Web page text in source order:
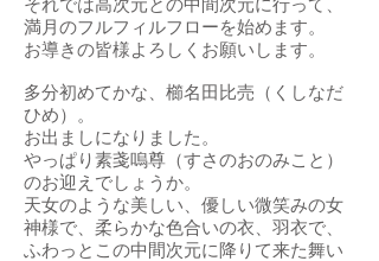
それでは高次元との中間次元に行って、
満月のフルフィルフローを始めます。
お導きの皆様よろしくお願いします。
多分初めてかな、櫛名田比売（くしなだ
ひめ）。
お出ましになりました。
やっぱり素戔嗚尊（すさのおのみこと）
のお迎えでしょうか。
天女のような美しい、優しい微笑みの女
神様で、柔らかな色合いの衣、羽衣で、
ふわっとこの中間次元に降りて来た舞い